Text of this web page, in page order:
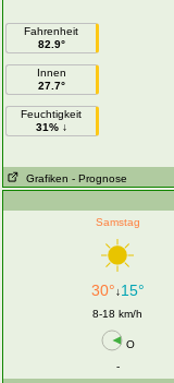
Fahrenheit
82.9°
Innen
27.7°
Feuchtigkeit
31% ↓
Grafiken - Prognose
Samstag
30°↓15°
8-18 km/h
O
-